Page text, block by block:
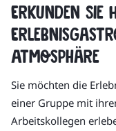
Erkunden Sie
Atmosphäre
Sie möchten die
einer Gruppe mit
Arbeitskollegen